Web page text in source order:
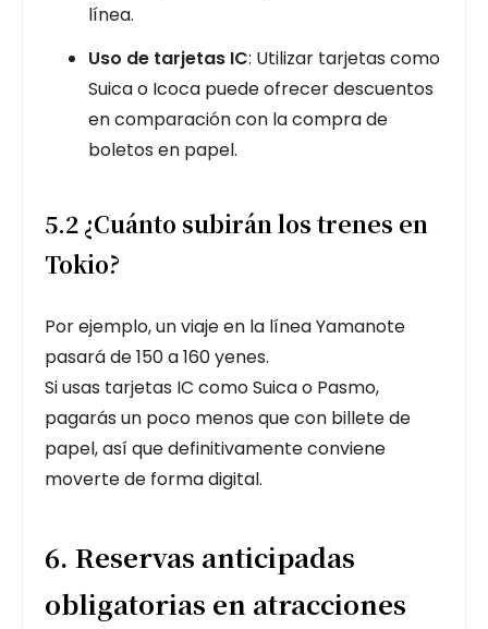
línea.
Uso de tarjetas IC: Utilizar tarjetas como
Suica o Icoca puede ofrecer descuentos
en comparación con la compra de
boletos en papel.
5.2 ¿Cuánto subirán los trenes en
Tokio?
Por ejemplo, un viaje en la línea Yamanote
pasará de 150 a 160 yenes.
Si usas tarjetas IC como Suica o Pasmo,
pagarás un poco menos que con billete de
papel, así que definitivamente conviene
moverte de forma digital.
6. Reservas anticipadas
obligatorias en atracciones